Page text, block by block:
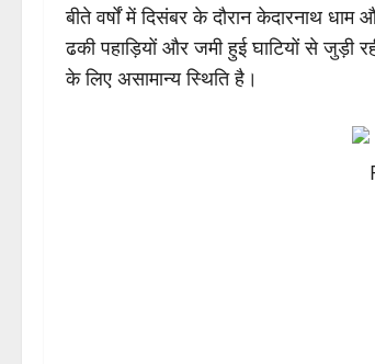
बीते वर्षों में दिसंबर के दौरान केदारनाथ
ढकी पहाड़ियों और जमी हुई घाटियों से जुड़ी
के लिए असामान्य स्थिति है।